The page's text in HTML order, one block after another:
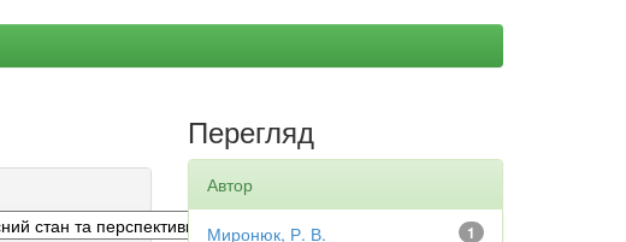
Перегляд
Автор
1
Миронюк, Р. В.